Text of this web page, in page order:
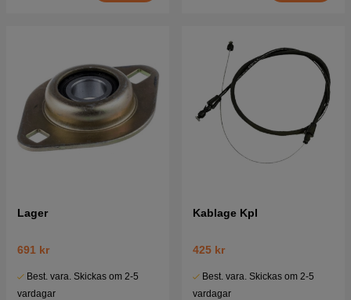
Lager
691 kr
Best. vara. Skickas om 2-5
vardagar
Kablage Kpl
425 kr
Best. vara. Skickas om 2-5
vardagar